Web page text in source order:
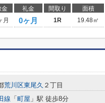
金 礼金 間取り 面積
月 0ヶ月 1R 19.48㎡
荒川区東尾久 ２丁目
線 「 町屋 」駅 徒歩8分